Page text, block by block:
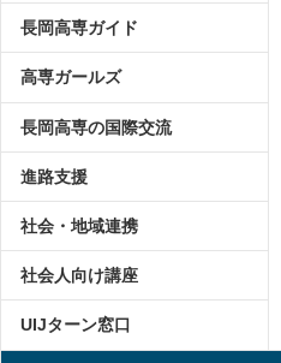
長岡高専ガイド
高専ガールズ
長岡高専の国際交流
進路支援
社会・地域連携
社会人向け講座
UIJターン窓口